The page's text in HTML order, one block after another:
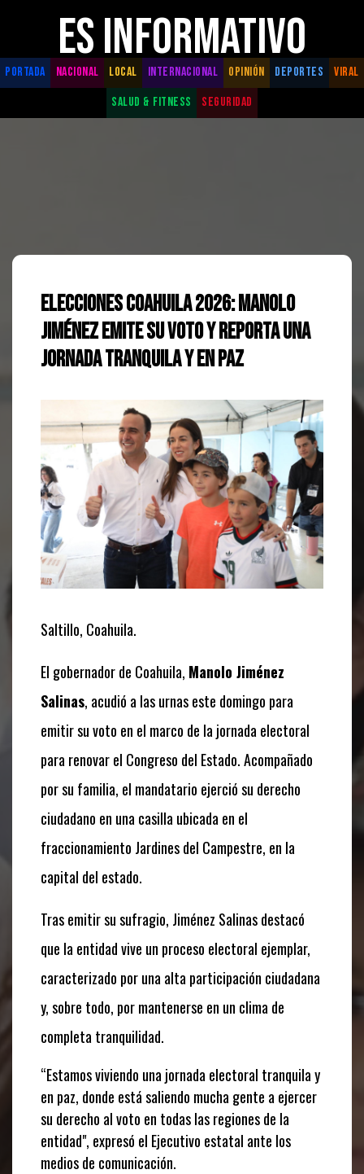
ES INFORMATIVO
PORTADA NACIONAL LOCAL INTERNACIONAL OPINIÓN DEPORTES
VIRAL
SALUD & FITNESS
SEGURIDAD
Elecciones Coahuila 2026: Manolo
Jiménez emite su voto y reporta una
jornada tranquila y en paz
Saltillo, Coahuila.
El gobernador de Coahuila, Manolo Jiménez
Salinas, acudió a las urnas este domingo para
emitir su voto en el marco de la jornada electoral
para renovar el Congreso del Estado.Acompañado
por su familia, el mandatario ejerció su derecho
ciudadano en una casilla ubicada en el
fraccionamiento Jardines del Campestre, en la
capital del estado.
Tras emitir su sufragio, Jiménez Salinas destacó
que la entidad vive un proceso electoral ejemplar,
caracterizado por una alta participación ciudadana
y,sobre todo, por mantenerse en un clima de
completa tranquilidad.
“Estamos viviendo una jornada electoral tranquila y
en paz, donde está saliendo mucha gente a ejercer
su derecho al voto en todas las regiones de la
entidad", expresó el Ejecutivo estatal ante los
medios de comunicación.